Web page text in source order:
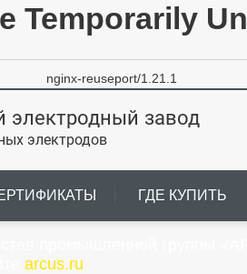
Temporarily
nginx-reuseport/1.21.1
электродный завод
электродов
ГДЕ КУПИТЬ
arcus.ru